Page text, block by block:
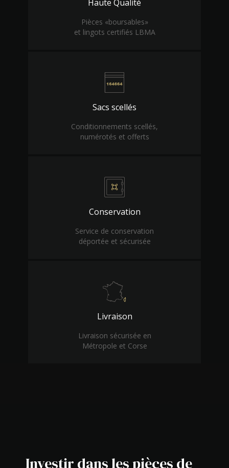
Haute Qualité
Pièces «boursables»
et lingots certifiés LBMA
Sacs scellés
Conditionnements scellés,
numérotés et offerts
Conservation
Service de conservation
déportée et sécurisée
Livraison
Livraison sécurisée en
Métropole et Corse
Investir dans les pièces de